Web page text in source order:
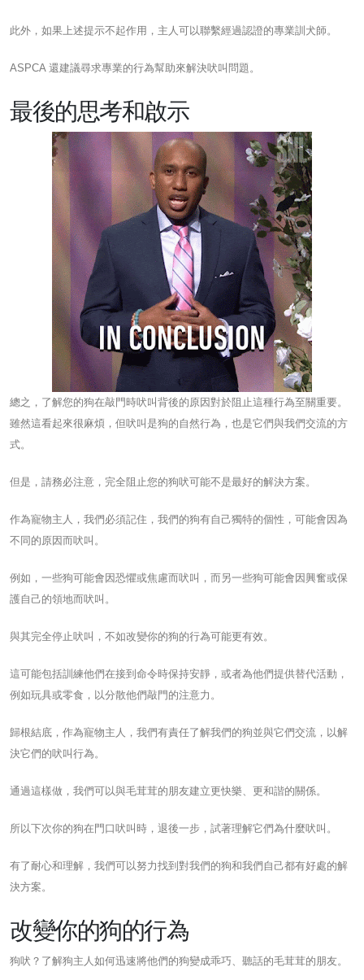
此外，如果上述提示不起作用，主人可以聯繫經過認證的專業訓犬師。
ASPCA 還建議尋求專業的行為幫助來解決吠叫問題。
最後的思考和啟示
總之，了解您的狗在敲門時吠叫背後的原因對於阻止這種行為至關重要。
雖然這看起來很麻煩，但吠叫是狗的自然行為，也是它們與我們交流的方
式。
但是，請務必注意，完全阻止您的狗吠可能不是最好的解決方案。
作為寵物主人，我們必須記住，我們的狗有自己獨特的個性，可能會因為
不同的原因而吠叫。
例如，一些狗可能會因恐懼或焦慮而吠叫，而另一些狗可能會因興奮或保
護自己的領地而吠叫。
與其完全停止吠叫，不如改變你的狗的行為可能更有效。
這可能包括訓練他們在接到命令時保持安靜，或者為他們提供替代活動，
例如玩具或零食，以分散他們敲門的注意力。
歸根結底，作為寵物主人，我們有責任了解我們的狗並與它們交流，以解
決它們的吠叫行為。
通過這樣做，我們可以與毛茸茸的朋友建立更快樂、更和諧的關係。
所以下次你的狗在門口吠叫時，退後一步，試著理解它們為什麼吠叫。
有了耐心和理解，我們可以努力找到對我們的狗和我們自己都有好處的解
決方案。
改變你的狗的行為
狗吠？了解狗主人如何迅速將他們的狗變成乖巧、聽話的毛茸茸的朋友。